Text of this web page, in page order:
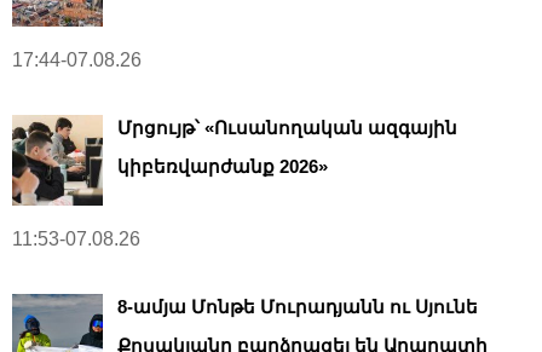
17:44-07.08.26
Մրցույթ՝ «Ուսանողական ազգային
կիբեռվարժանք 2026»
11:53-07.08.26
8-ամյա Մոնթե Մուրադյանն ու Սյունե
Քոսակյանը բարձրացել են Արարատի